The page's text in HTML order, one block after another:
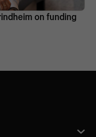
on funding